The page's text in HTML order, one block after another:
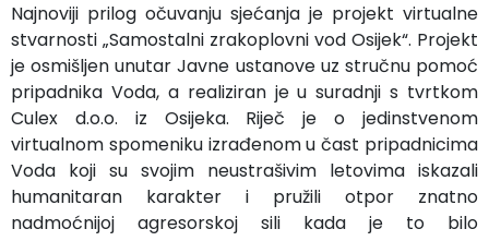
Najnoviji prilog očuvanju sjećanja je projekt virtualne
stvarnosti „Samostalni zrakoplovni vod Osijek“. Projekt
je osmišljen unutar Javne ustanove uz stručnu pomoć
pripadnika Voda, a realiziran je u suradnji s tvrtkom
Culex d.o.o. iz Osijeka. Riječ je o jedinstvenom
virtualnom spomeniku izrađenom u čast pripadnicima
Voda koji su svojim neustrašivim letovima iskazali
humanitaran karakter i pružili otpor znatno
nadmoćnijoj agresorskoj sili kada je to bilo